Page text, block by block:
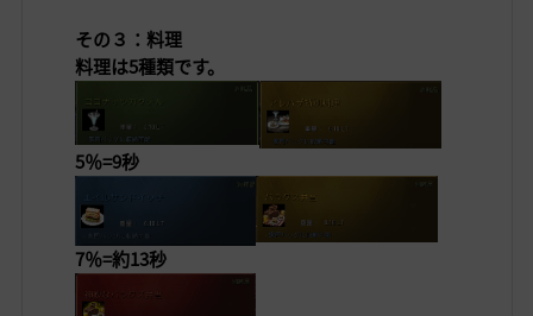
その３：料理
料理は5種類です。
5％=9秒
7％=約13秒